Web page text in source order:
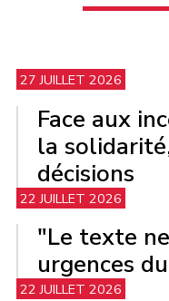
27 JUILLET 2026
Face aux
la
décisions
22 JUILLET 2026
"Le texte
urgences
22 JUILLET 2026